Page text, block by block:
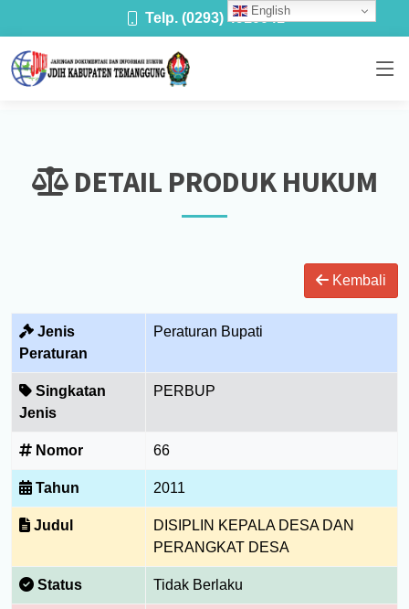
English
Telp. (0293) 4910041
DETAIL PRODUK HUKUM
Kembali
Jenis
Peraturan
Peraturan Bupati
Singkatan
Jenis
PERBUP
Nomor 66
Tahun 2011
Judul
DISIPLIN KEPALA DESA DAN
PERANGKAT DESA
Status Tidak Berlaku